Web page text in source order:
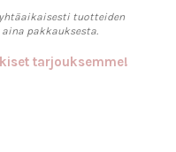
tuotteiden
pakkauksesta.
tarjouksemme!